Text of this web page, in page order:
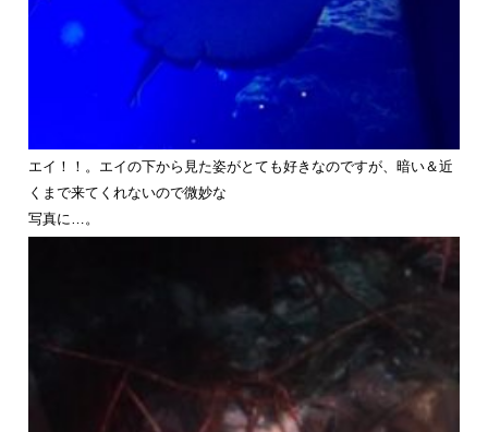
エイ！！。エイの下から見た姿がとても好きなのですが、暗い＆近
くまで来てくれないので微妙な
写真に…。